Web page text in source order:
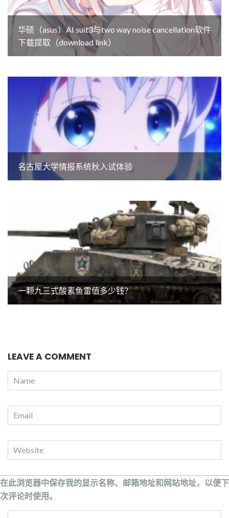
华硕（asus）AI suit3与two way noise cancellation软件
下载提取（download link）
名古屋大学情报系统秋入试体验
一颗九三式酸素鱼雷值多少钱？
LEAVE A COMMENT
在此浏览器中保存我的显示名称、邮箱地址和网站地址，以便下
次评论时使用。